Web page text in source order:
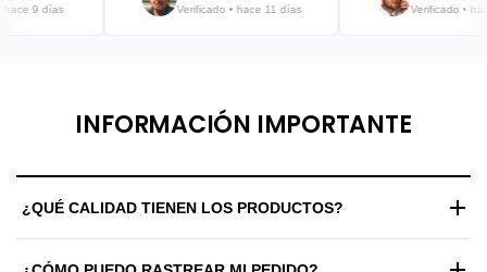
9 días Verificado • hace 11 días Verificado • hace
INFORMACIÓN IMPORTANTE
¿QUÉ CALIDAD TIENEN LOS PRODUCTOS?